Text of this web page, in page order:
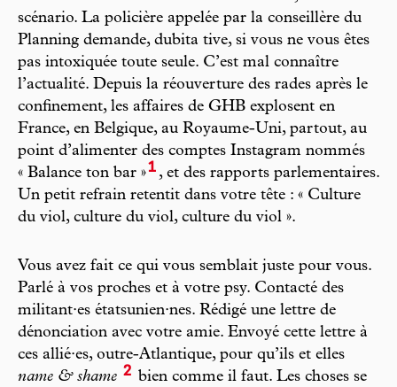
scénario. La policière appelée par la conseillère du
Planning demande, dubita tive, si vous ne vous êtes
pas intoxiquée toute seule. C’est mal connaître
l’actualité. Depuis la réouverture des rades après le
confinement, les affaires de GHB explosent en
France, en Belgique, au Royaume-Uni, partout, au
point d’alimenter des comptes Instagram nommés
« Balance ton bar »1 , et des rapports parlementaires.
Un petit refrain retentit dans votre tête : « Culture
du viol, culture du viol, culture du viol ».
Vous avez fait ce qui vous semblait juste pour vous.
Parlé à vos proches et à votre psy. Contacté des
militant·es étatsunien·nes. Rédigé une lettre de
dénonciation avec votre amie. Envoyé cette lettre à
ces allié·es, outre-Atlantique, pour qu’ils et elles
name & shame 2 bien comme il faut. Les choses se